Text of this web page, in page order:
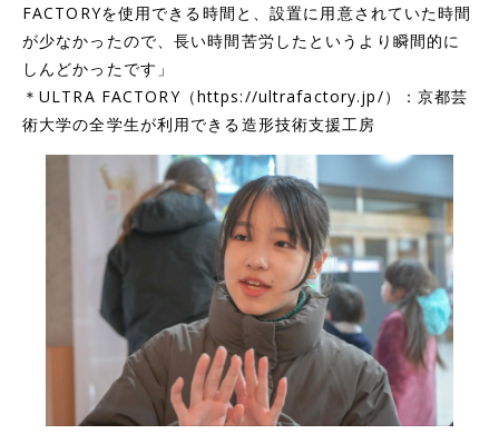
FACTORYを使用できる時間と、設置に用意されていた時間
が少なかったので、長い時間苦労したというより瞬間的に
しんどかったです」
＊ULTRA FACTORY（https://ultrafactory.jp/）：京都芸
術大学の全学生が利用できる造形技術支援工房